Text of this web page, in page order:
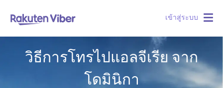
เข้าสู่ระบบ
วิธีการโทรไปแอลจีเรีย จาก
โดมินิกา